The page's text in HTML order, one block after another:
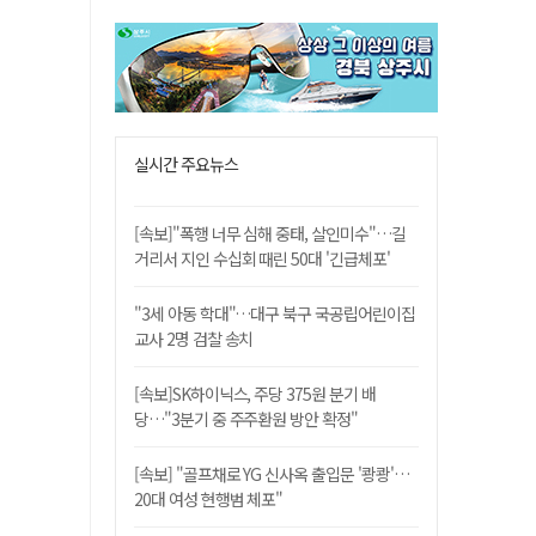
실시간 주요뉴스
[속보]"폭행 너무 심해 중태, 살인미수"…길
거리서 지인 수십회 때린 50대 '긴급체포'
"3세 아동 학대"…대구 북구 국공립어린이집
교사 2명 검찰 송치
[속보]SK하이닉스, 주당 375원 분기 배
당…"3분기 중 주주환원 방안 확정"
[속보] "골프채로 YG 신사옥 출입문 '쾅쾅'…
20대 여성 현행범 체포"